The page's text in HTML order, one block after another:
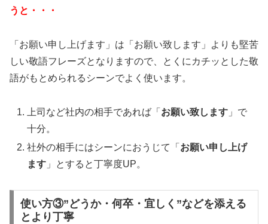
うと・・・
「お願い申し上げます」は「お願い致します」よりも堅苦
しい敬語フレーズとなりますので、とくにカチッとした敬
語がもとめられるシーンでよく使います。
上司など社内の相手であれば「 お願い致します 」で
十分。
社外の相手にはシーンにおうじて「 お願い申し上げ
ます 」とすると丁寧度UP。
使い方③”どうか・何卒・宜しく”などを添える
とより丁寧